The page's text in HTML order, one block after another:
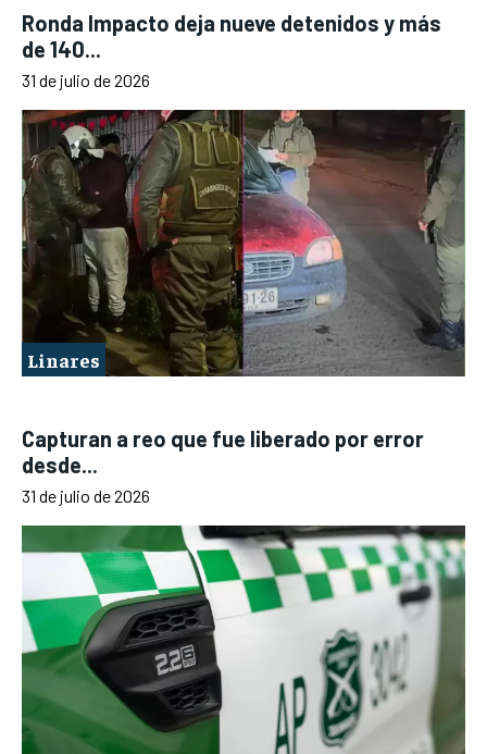
Ronda Impacto deja nueve detenidos y más
de 140...
31 de julio de 2026
Linares
Capturan a reo que fue liberado por error
desde...
31 de julio de 2026